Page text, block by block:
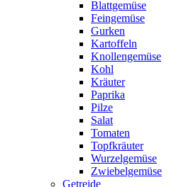
Blattgemüse
Feingemüse
Gurken
Kartoffeln
Knollengemüse
Kohl
Kräuter
Paprika
Pilze
Salat
Tomaten
Topfkräuter
Wurzelgemüse
Zwiebelgemüse
Getreide